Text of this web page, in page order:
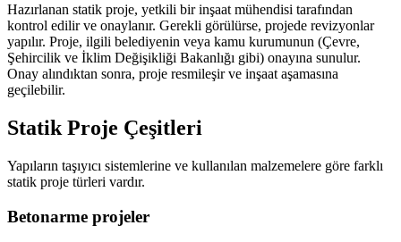
Hazırlanan statik proje, yetkili bir inşaat mühendisi tarafından
kontrol edilir ve onaylanır. Gerekli görülürse, projede revizyonlar
yapılır. Proje, ilgili belediyenin veya kamu kurumunun (Çevre,
Şehircilik ve İklim Değişikliği Bakanlığı gibi) onayına sunulur.
Onay alındıktan sonra, proje resmileşir ve inşaat aşamasına
geçilebilir.
Statik Proje Çeşitleri
Yapıların taşıyıcı sistemlerine ve kullanılan malzemelere göre farklı
statik proje türleri vardır.
Betonarme projeler